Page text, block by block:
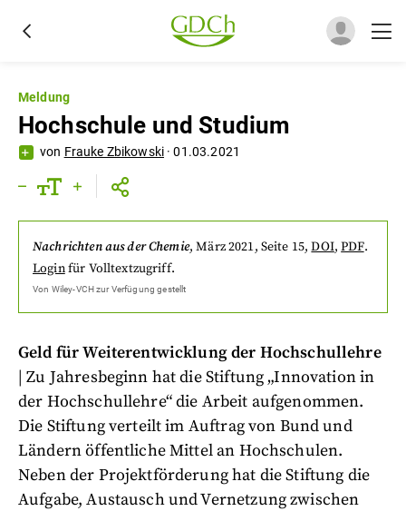
Meldung
Hochschule und Studium
von Frauke Zbikowski ·01.03.2021
Nachrichten aus der Chemie,März 2021, Seite 15,DOI,PDF.
Loginfür Volltextzugriff.
Von Wiley-VCHzur Verfügung gestellt
Geld für Weiterentwicklung der Hochschullehre
| Zu Jahresbeginn hat die Stiftung „Innovation in
der Hochschullehre“ die Arbeit aufgenommen.
Die Stiftung verteilt im Auftrag von Bund und
Ländern öffentliche Mittel an Hochschulen.
Neben der Projektförderung hat die Stiftung die
Aufgabe, Austausch und Vernetzung zwischen